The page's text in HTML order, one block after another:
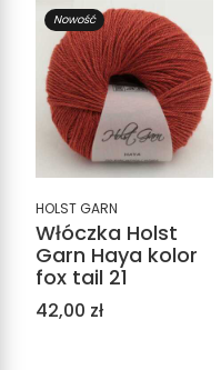
Nowość
HOLST GARN
Włóczka Holst
Garn Haya kolor
fox tail 21
Cena
42,00 zł